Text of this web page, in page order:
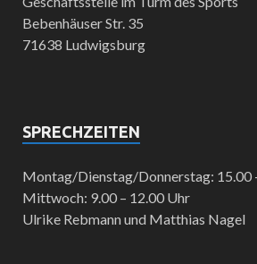
Bebenhäuser Str. 35
71638 Ludwigsburg
SPRECHZEITEN
Montag/Dienstag/Donnerstag: 15.00
Mittwoch: 9.00 – 12.00 Uhr
Ulrike Rebmann und Matthias Nagel